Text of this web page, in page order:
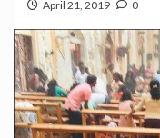
April 21, 2019 0